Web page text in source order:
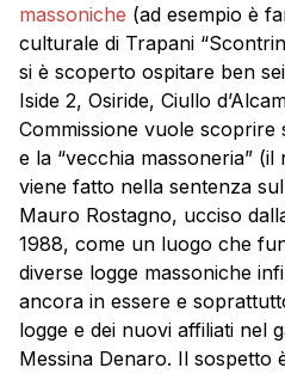
massoniche (ad esempio è
culturale di Trapani
si è scoperto ospitare ben
Iside 2, Osiride, Ciullo
Commissione vuole scoprire
e la “vecchia massoneria”
viene fatto nella sentenza
Mauro Rostagno, ucciso
1988, come un luogo che
diverse logge massoniche
ancora in essere e
logge e dei nuovi affiliati nel
Messina Denaro. Il sospetto